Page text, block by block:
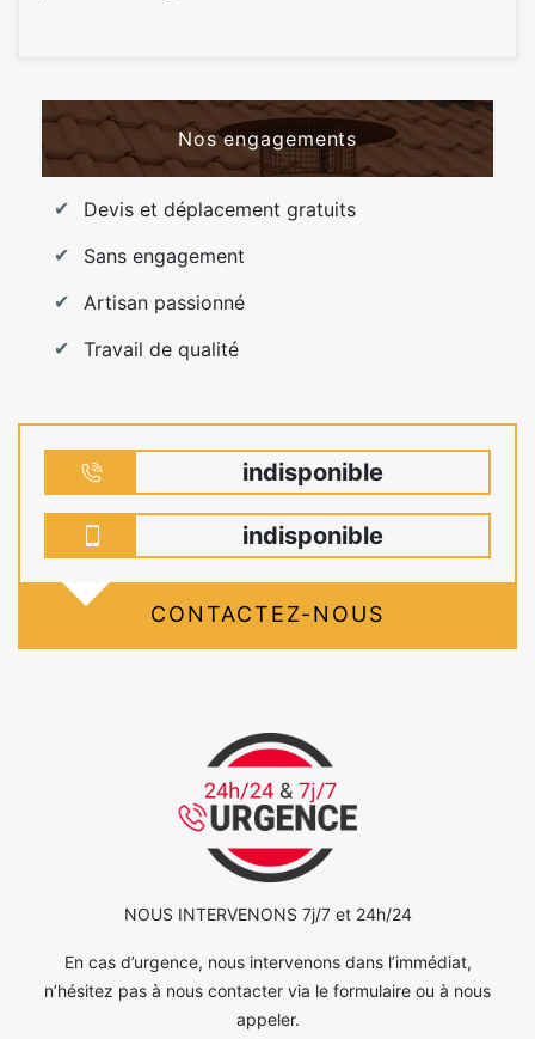
Nos engagements
Devis et déplacement gratuits
Sans engagement
Artisan passionné
Travail de qualité
indisponible
indisponible
CONTACTEZ-NOUS
NOUS INTERVENONS 7j/7 et 24h/24
En cas d’urgence, nous intervenons dans l’immédiat,
n’hésitez pas à nous contacter via le formulaire ou à nous
appeler.